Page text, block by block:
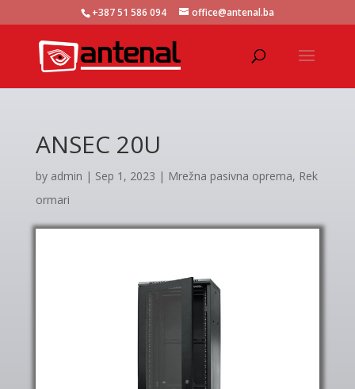
+387 51 586 094 office@antenal.ba
ANSEC 20U
by admin | Sep 1, 2023 | Mrežna pasivna oprema, Rek
ormari